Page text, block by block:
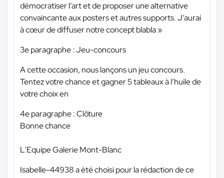
démocratiser l’art et de proposer une alternative
convaincante aux posters et autres supports. J’aurai
à cœur de diffuser notre concept blabla »
3e paragraphe : Jeu-concours
A cette occasion, nous lançons un jeu concours.
Tentez votre chance et gagner 5 tableaux à l’huile de
votre choix en
4e paragraphe : Clôture
Bonne chance
L'Equipe Galerie Mont-Blanc
Isabelle-44938 a été choisi pour la rédaction de ce